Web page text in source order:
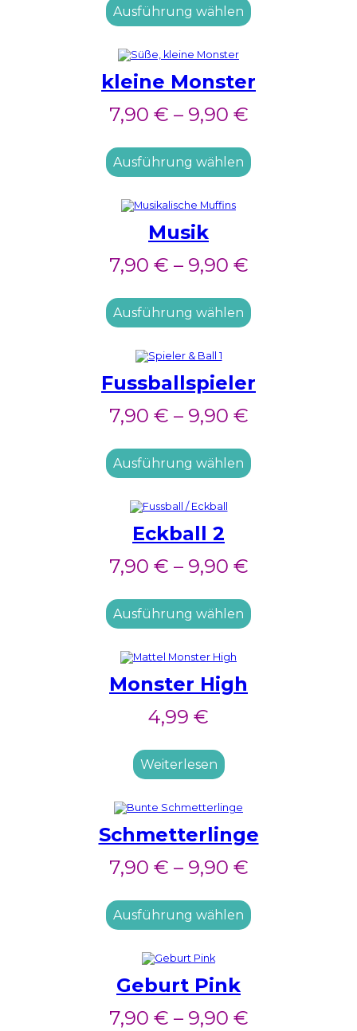
Ausführung wählen
kleine Monster
7,90 € – 9,90 €
Ausführung wählen
Musik
7,90 € – 9,90 €
Ausführung wählen
Fussballspieler
7,90 € – 9,90 €
Ausführung wählen
Eckball 2
7,90 € – 9,90 €
Ausführung wählen
Monster High
4,99 €
Weiterlesen
Schmetterlinge
7,90 € – 9,90 €
Ausführung wählen
Geburt Pink
7,90 € – 9,90 €